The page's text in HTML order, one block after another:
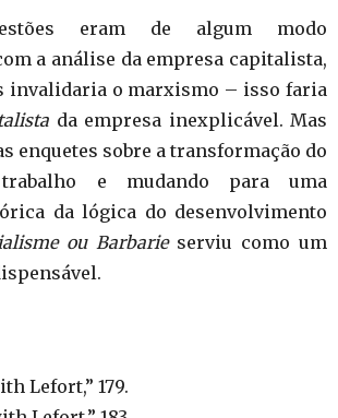
eram de algum modo
a análise da empresa capitalista,
invalidaria o marxismo – isso faria
da empresa inexplicável. Mas
enquetes sobre a transformação do
e mudando para uma
da lógica do desenvolvimento
ou Barbarieserviu como um
Lefort,” 179.